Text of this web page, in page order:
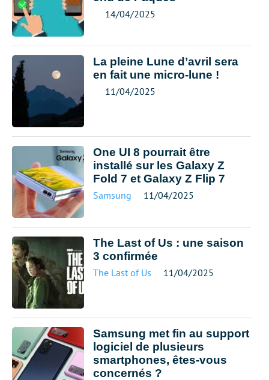
14/04/2025
La pleine Lune d’avril sera
en fait une micro-lune !
11/04/2025
One UI 8 pourrait être
installé sur les Galaxy Z
Fold 7 et Galaxy Z Flip 7
Samsung 11/04/2025
The Last of Us : une saison
3 confirmée
The Last of Us 11/04/2025
Samsung met fin au support
logiciel de plusieurs
smartphones, êtes-vous
concernés ?